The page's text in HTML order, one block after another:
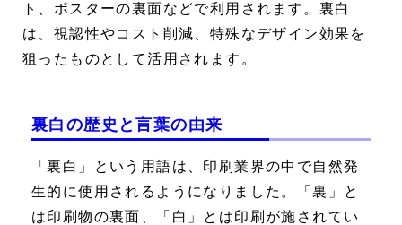
ト、ポスターの裏面などで利用されます。裏白
は、視認性やコスト削減、特殊なデザイン効果を
狙ったものとして活用されます。
裏白の歴史と言葉の由来
「裏白」という用語は、印刷業界の中で自然発
生的に使用されるようになりました。「裏」と
は印刷物の裏面、「白」とは印刷が施されてい